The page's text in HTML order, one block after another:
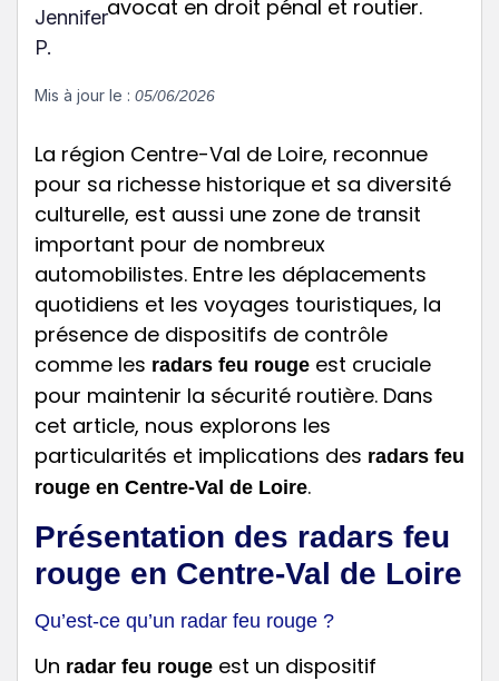
avocat en droit pénal et routier.
Mis à jour le : 05/06/2026
La région Centre-Val de Loire, reconnue
pour sa richesse historique et sa diversité
culturelle, est aussi une zone de transit
important pour de nombreux
automobilistes. Entre les déplacements
quotidiens et les voyages touristiques, la
présence de dispositifs de contrôle
comme les radars feu rouge est cruciale
pour maintenir la sécurité routière. Dans
cet article, nous explorons les
particularités et implications des radars feu
rouge en Centre-Val de Loire.
Présentation des radars feu
rouge en Centre-Val de Loire
Qu’est-ce qu’un radar feu rouge ?
Un radar feu rouge est un dispositif